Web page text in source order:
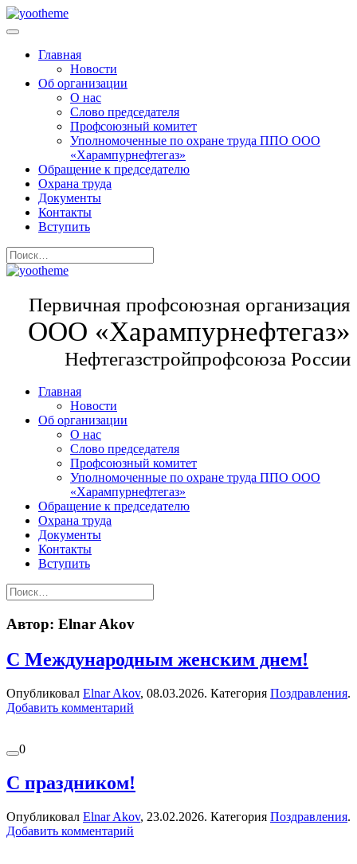
Главная
Новости
Об организации
О нас
Слово председателя
Профсоюзный комитет
Уполномоченные по охране труда ППО ООО
«Харампурнефтегаз»
Обращение к председателю
Охрана труда
Документы
Контакты
Вступить
Первичная профсоюзная организация
ООО «Харампурнефтегаз»
Нефтегазстройпрофсоюза России
Главная
Новости
Об организации
О нас
Слово председателя
Профсоюзный комитет
Уполномоченные по охране труда ППО ООО
«Харампурнефтегаз»
Обращение к председателю
Охрана труда
Документы
Контакты
Вступить
Автор: Elnar Akov
С Международным женским днем!
Опубликовал Elnar Akov, 08.03.2026. Категория Поздравления.
Добавить комментарий
0
С праздником!
Опубликовал Elnar Akov, 23.02.2026. Категория Поздравления.
Добавить комментарий